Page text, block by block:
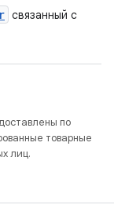
связанный с
по
товарные
лиц.